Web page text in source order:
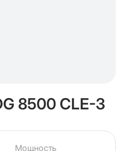
8500 СLE-3
Мощность